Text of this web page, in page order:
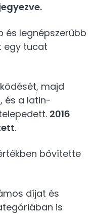
és legnépszerűbb
egy tucat
majd
és a latin-
2016
.
bővítette
díjat és
is